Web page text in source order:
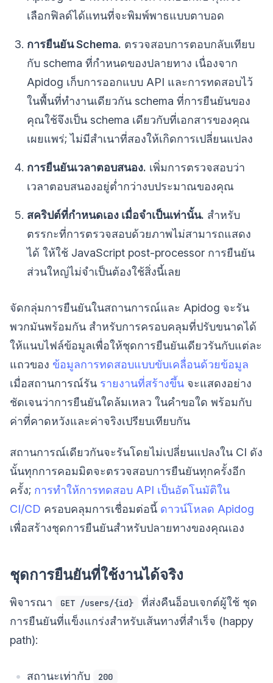
เลือกฟิลด์ได้แทนที่จะพิมพ์พาธแบบตาบอด
การยืนยัน Schema. ตรวจสอบการตอบกลับเทียบ
กับ schema ที่กำหนดของปลายทาง เนื่องจาก
Apidog เก็บการออกแบบ API และการทดสอบไว้
ในพื้นที่ทำงานเดียวกัน schema ที่การยืนยันของ
คุณใช้จึงเป็น schema เดียวกับที่เอกสารของคุณ
เผยแพร่; ไม่มีสำเนาที่สองให้เกิดการเปลี่ยนแปลง
การยืนยันเวลาตอบสนอง. เพิ่มการตรวจสอบว่า
เวลาตอบสนองอยู่ต่ำกว่างบประมาณของคุณ
สคริปต์ที่กำหนดเอง เมื่อจำเป็นเท่านั้น. สำหรับ
ตรรกะที่การตรวจสอบด้วยภาพไม่สามารถแสดง
ได้ ให้ใช้ JavaScript post-processor การยืนยัน
ส่วนใหญ่ไม่จำเป็นต้องใช้สิ่งนี้เลย
จัดกลุ่มการยืนยันในสถานการณ์และ Apidog จะรัน
พวกมันพร้อมกัน สำหรับการครอบคลุมที่ปรับขนาดได้
ให้แนบไฟล์ข้อมูลเพื่อให้ชุดการยืนยันเดียวรันกับแต่ละ
แถวของ ข้อมูลการทดสอบแบบขับเคลื่อนด้วยข้อมูล
เมื่อสถานการณ์รัน รายงานที่สร้างขึ้น จะแสดงอย่าง
ชัดเจนว่าการยืนยันใดล้มเหลว ในคำขอใด พร้อมกับ
ค่าที่คาดหวังและค่าจริงเปรียบเทียบกัน
สถานการณ์เดียวกันจะรันโดยไม่เปลี่ยนแปลงใน CI ดัง
นั้นทุกการคอมมิตจะตรวจสอบการยืนยันทุกครั้งอีก
ครั้ง; การทำให้การทดสอบ API เป็นอัตโนมัติใน
CI/CD ครอบคลุมการเชื่อมต่อนี้ ดาวน์โหลด Apidog
เพื่อสร้างชุดการยืนยันสำหรับปลายทางของคุณเอง
ชุดการยืนยันที่ใช้งานได้จริง
พิจารณา GET /users/{id}
ที่ส่งคืนอ็อบเจกต์ผู้ใช้ ชุด
การยืนยันที่แข็งแกร่งสำหรับเส้นทางที่สำเร็จ (happy
path):
สถานะเท่ากับ 200